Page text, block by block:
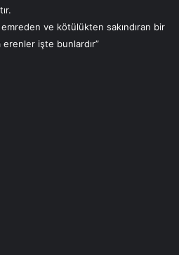
ve kötülükten sakındıran bir
işte bunlardır”